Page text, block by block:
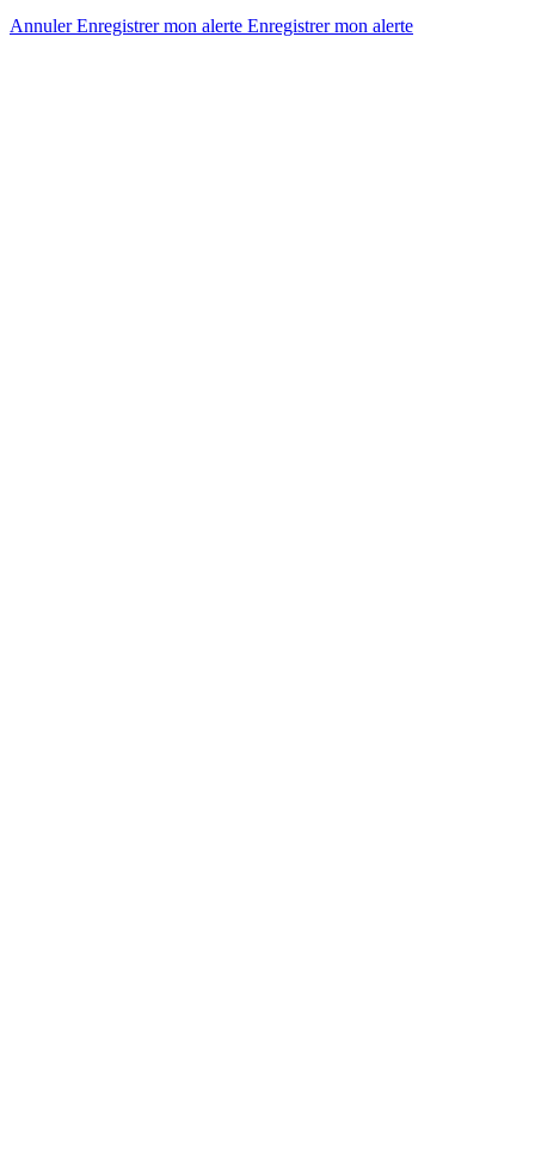
AnnulerEnregistrer mon alerte Enregistrermon alerte